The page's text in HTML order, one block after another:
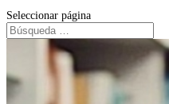
Seleccionar página